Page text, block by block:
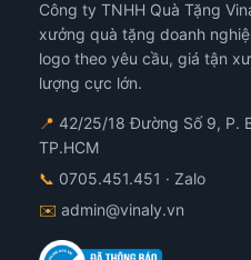
Công ty TNHH Quà Tặng
xưởng quà tặng doanh
logo theo yêu cầu, giá tận
lượng cực lớn.
📍 42/25/18 Đường Số 9, P.
TP.HCM
📞 0705.451.451 · Zalo
✉️ admin@vinaly.vn